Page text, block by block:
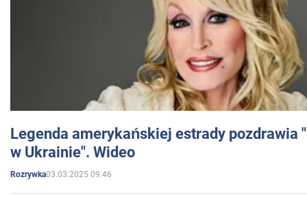
Legenda amerykańskiej estrady pozdrawia
w Ukrainie". Wideo
Rozrywka03.03.2025 09:46